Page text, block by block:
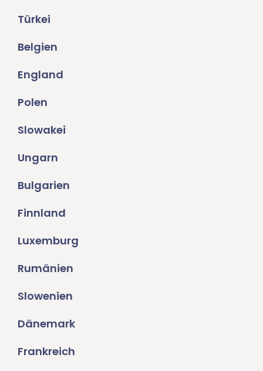
Türkei
Belgien
England
Polen
Slowakei
Ungarn
Bulgarien
Finnland
Luxemburg
Rumänien
Slowenien
Dänemark
Frankreich